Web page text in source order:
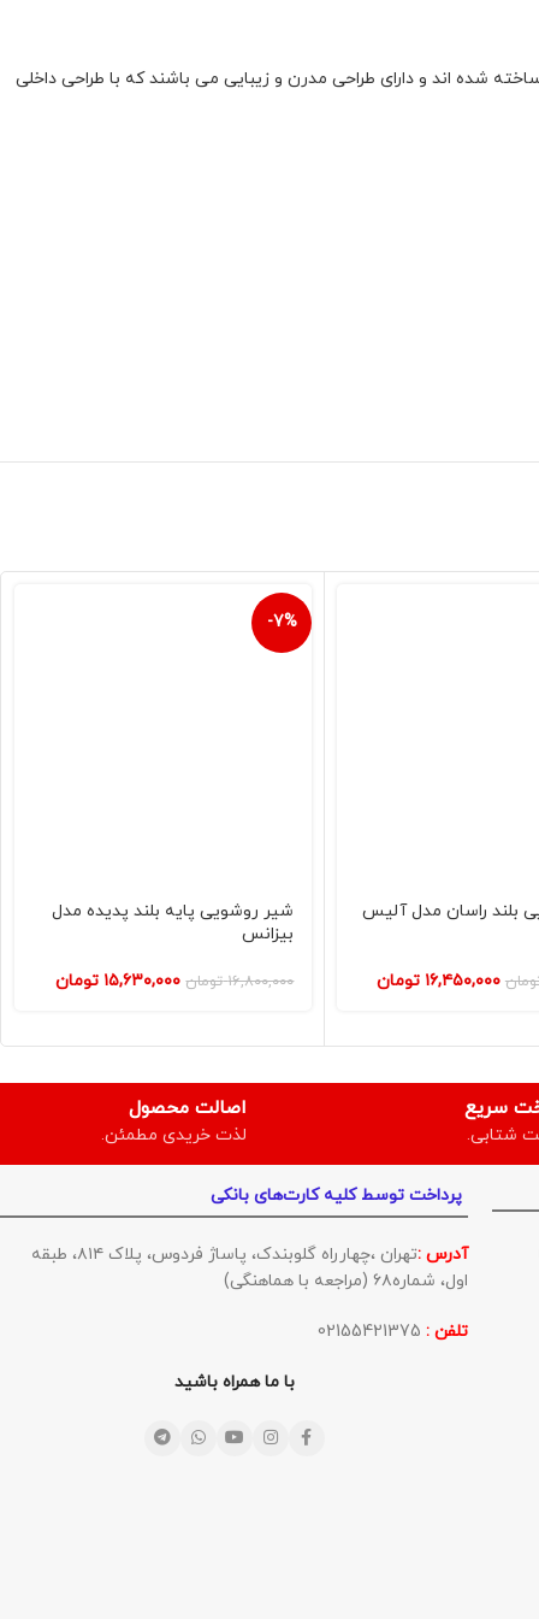
شده اند و دارای طراحی مدرن و زیبایی می باشند که با طراحی داخلی
بلند راسان مدل آلیس
۱۶,۴۵۰,۰۰۰ تومان
-7%
شیر روشویی پایه بلند پدیده مدل
بیزانس
۱۶,۸۰۰,۰۰۰ تومان ۱۵,۶۳۰,۰۰۰ تومان
سریع
شتابی.
اصالت محصول
لذت خریدی مطمئن.
پرداخت توسط کلیه کارت‌های بانکی
آدرس :
تهران ،چهارراه گلوبندک، پاساژ فردوس، پلاک ۸۱۴، طبقه
اول، شماره۶۸ (مراجعه با هماهنگی)
تلفن :
با ما همراه باشید